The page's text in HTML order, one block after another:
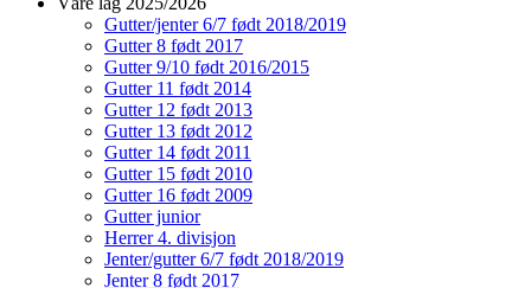
Gutter/jenter 6/7 født 2018/2019
Gutter 8 født 2017
Gutter 9/10 født 2016/2015
Gutter 11 født 2014
Gutter 12 født 2013
Gutter 13 født 2012
Gutter 14 født 2011
Gutter 15 født 2010
Gutter 16 født 2009
Gutter junior
Herrer 4. divisjon
Jenter/gutter 6/7 født 2018/2019
Jenter 8 født 2017